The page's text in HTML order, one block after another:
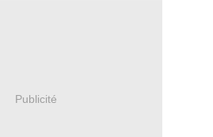
Publicité